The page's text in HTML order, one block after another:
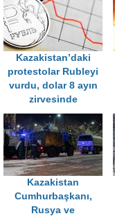
Kazakistan’daki
protestolar Rubleyi
vurdu, dolar 8 ayın
zirvesinde
Kazakistan
Cumhurbaşkanı,
Rusya ve